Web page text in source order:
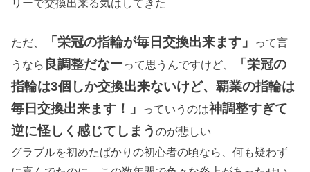
リーで交換出来る気はしてきた
ただ、 「栄冠の指輪が毎日交換出来ます」
って言
うなら 良調整だなーって思うんですけど、
「栄冠の
指輪は3個しか交換出来ないけど、覇業の指輪は
毎日交換出来ます！」
っていうのは神調整すぎて
逆に怪しく感じてしまうのが悲しい
グラブルを初めたばかりの初心者の頃なら、何も疑わず